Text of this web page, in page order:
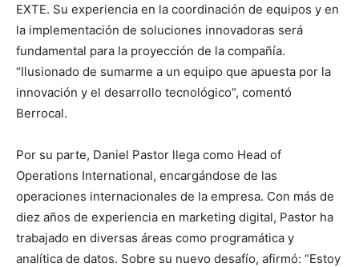
EXTE. Su experiencia en la coordinación de equipos y en
la implementación de soluciones innovadoras será
fundamental para la proyección de la compañía.
“Ilusionado de sumarme a un equipo que apuesta por la
innovación y el desarrollo tecnológico”, comentó
Berrocal.
Por su parte, Daniel Pastor llega como Head of
Operations International, encargándose de las
operaciones internacionales de la empresa. Con más de
diez años de experiencia en marketing digital, Pastor ha
trabajado en diversas áreas como programática y
analítica de datos. Sobre su nuevo desafío, afirmó: “Estoy